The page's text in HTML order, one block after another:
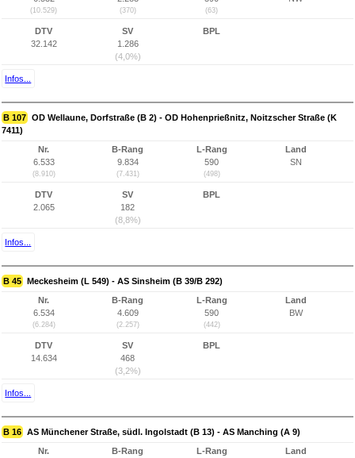
(10.529) (370) (63)
DTV
32.142
SV
1.286
(4,0%)
BPL
Infos...
B 107 OD Wellaune, Dorfstraße (B 2) - OD Hohenprießnitz, Noitzscher Straße (K
7411)
Nr.
6.533
(8.910)
B-Rang
9.834
(7.431)
L-Rang
590
(498)
Land
SN
DTV
2.065
SV
182
(8,8%)
BPL
Infos...
B 45 Meckesheim (L 549) - AS Sinsheim (B 39/B 292)
Nr.
6.534
(6.284)
B-Rang
4.609
(2.257)
L-Rang
590
(442)
Land
BW
DTV
14.634
SV
468
(3,2%)
BPL
Infos...
B 16 AS Münchener Straße, südl. Ingolstadt (B 13) - AS Manching (A 9)
Nr.
B-Rang
L-Rang
Land